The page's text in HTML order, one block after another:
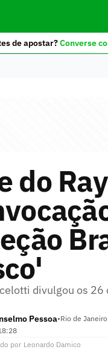
de apostar?Converse
do
divulgou os
Pessoa•Rio de
por Leonardo Damico